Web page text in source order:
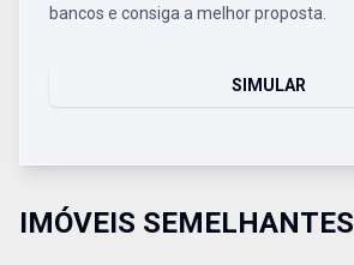
bancos e consiga a melhor proposta.
SIMULAR
IMÓVEIS SEMELHANTES